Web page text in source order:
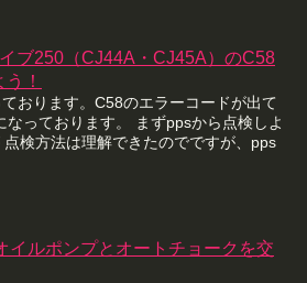
ブ250（CJ44A・CJ45A）のC58
！
おります。C58のエラーコードが出て
なっております。 まずppsから点検しよ
検方法は理解できたのでですが、pps
イルポンプとオートチョークを交